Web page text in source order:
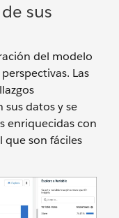
sus
del modelo
Las
datos y se
enriquecidas con
que son fáciles